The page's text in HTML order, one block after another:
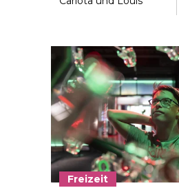
Freizeit